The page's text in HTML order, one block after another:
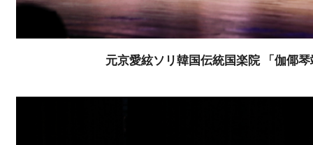
元京愛絃ソリ韓国伝統国楽院 「伽倻